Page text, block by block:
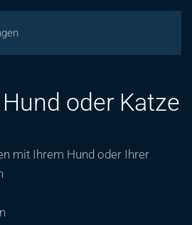
oder Katze
mit Ihrem Hund oder Ihrer